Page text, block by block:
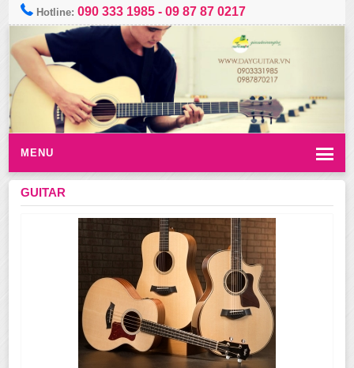
Hotline:090 333 1985 -09 87 87 0217
MENU
GUITAR